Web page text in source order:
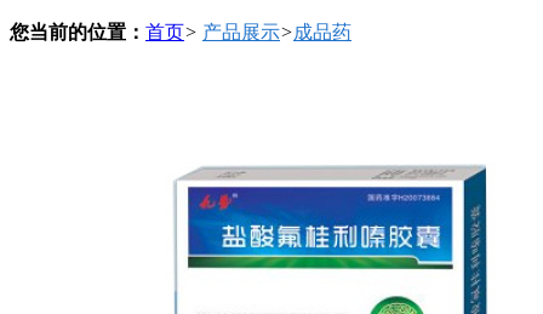
您当前的位置： 首页> 产品展示>成品药